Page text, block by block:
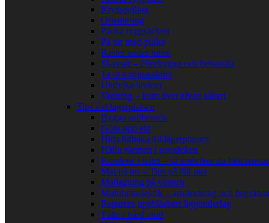
Krysspejling
Orientering
Packa ryggsäcken
På tur med pulka
Raster under turen
Skavsår – Förebygga och behandla
Ta ut kompasskurs
Undvika laviner
Vadning – kom över älven säkert
Tips vid lägerplatsen
Bygga snöbivack
Göra upp eld
Hitta tillbaka till lägerplatsen
Hålla värmen i sovsäcken
Kondens i tältet – så undviker du blöt
Mat på tur – Tips på lätt mat
Matlagning på vintern
Multibränslekök – användning och
Reparera uppblåsbart liggunderlag
Tälta i hård vind